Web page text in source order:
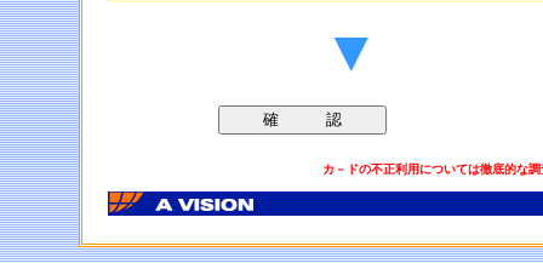
▼
カ－ドの不正利用については徹底的な